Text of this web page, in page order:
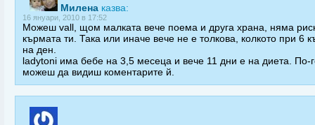
Милена казва:
16 януари, 2010 в 17:52
Можеш vall, щом малката вече поема и друга храна, няма
кърмата ти. Така или иначе вече не е толкова, колкото при 6
на ден.
ladytoni има бебе на 3,5 месеца и вече 11 дни е на диета. По-
можеш да видиш коментарите й.